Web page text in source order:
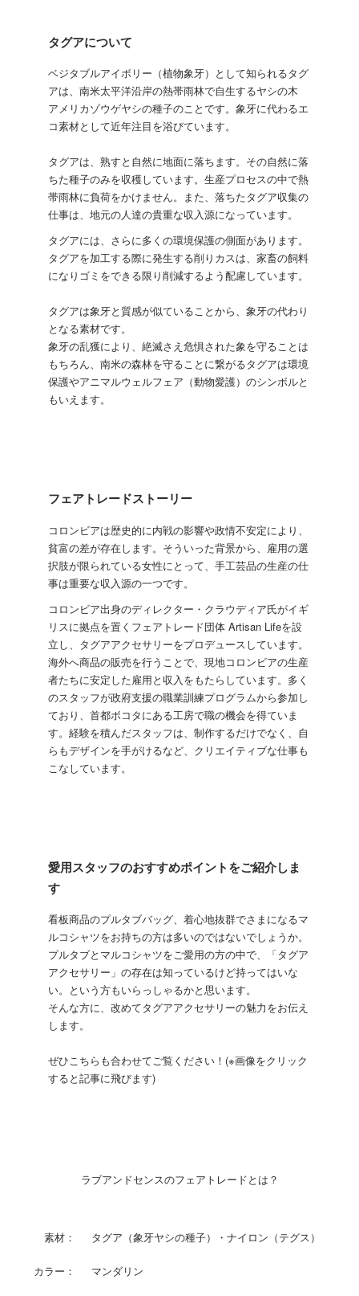
タグアについて
ベジタブルアイボリー（植物象牙）として知られるタグ
アは、南米太平洋沿岸の熱帯雨林で自生するヤシの木
アメリカゾウゲヤシの種子のことです。象牙に代わるエ
コ素材として近年注目を浴びています。
タグアは、熟すと自然に地面に落ちます。その自然に落
ちた種子のみを収穫しています。生産プロセスの中で熱
帯雨林に負荷をかけません。また、落ちたタグア収集の
仕事は、地元の人達の貴重な収入源になっています。
タグアには、さらに多くの環境保護の側面があります。
タグアを加工する際に発生する削りカスは、家畜の飼料
になりゴミをできる限り削減するよう配慮しています。
タグアは象牙と質感が似ていることから、象牙の代わり
となる素材です。
象牙の乱獲により、絶滅さえ危惧された象を守ることは
もちろん、南米の森林を守ることに繋がるタグアは環境
保護やアニマルウェルフェア（動物愛護）のシンボルと
もいえます。
フェアトレードストーリー
コロンビアは歴史的に内戦の影響や政情不安定により、
貧富の差が存在します。そういった背景から、雇用の選
択肢が限られている女性にとって、手工芸品の生産の仕
事は重要な収入源の一つです。
コロンビア出身のディレクター・クラウディア氏がイギ
リスに拠点を置くフェアトレード団体 Artisan Lifeを設
立し、タグアアクセサリーをプロデュースしています。
海外へ商品の販売を行うことで、現地コロンビアの生産
者たちに安定した雇用と収入をもたらしています。多く
のスタッフが政府支援の職業訓練プログラムから参加し
ており、首都ボコタにある工房で職の機会を得ていま
す。経験を積んだスタッフは、制作するだけでなく、自
らもデザインを手がけるなど、クリエイティブな仕事も
こなしています。
愛用スタッフのおすすめポイントをご紹介しま
す
看板商品のプルタブバッグ、着心地抜群でさまになるマ
ルコシャツをお持ちの方は多いのではないでしょうか。
プルタブとマルコシャツをご愛用の方の中で、「タグア
アクセサリー」の存在は知っているけど持ってはいな
い。という方もいらっしゃるかと思います。
そんな方に、改めてタグアアクセサリーの魅力をお伝え
します。
ぜひこちらも合わせてご覧ください！(※画像をクリック
すると記事に飛びます)
ラブアンドセンスのフェアトレードとは？
素材： タグア（象牙ヤシの種子）・ナイロン（テグス）
カラー： マンダリン